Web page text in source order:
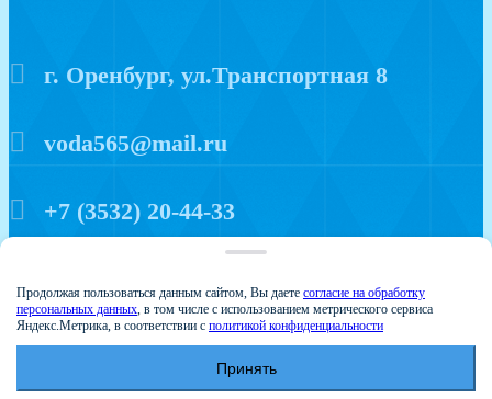
г. Оренбург, ул.Транспортная 8
voda565@mail.ru
+7 (3532) 20-44-33
Продолжая пользоваться данным сайтом, Вы даете согласие на обработку
персональных данных, в том числе с использованием метрического сервиса
Яндекс.Метрика, в соответствии с политикой конфиденциальности
Принять